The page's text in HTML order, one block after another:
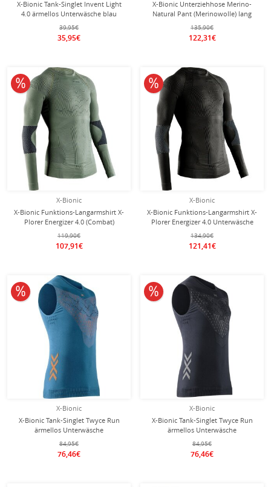
X-Bionic Tank-Singlet Invent Light
4.0 ärmellos Unterwäsche blau
Herren
39,95€
35,95€
X-Bionic Unterziehhose Merino-
Natural Pant (Merinowolle) lang
Unterwäsche navyblau Herren
135,90€
122,31€
X-Bionic
X-Bionic Funktions-Langarmshirt X-
Plorer Energizer 4.0 (Combat)
Unterwäsche olivegrün Herren
119,90€
107,91€
10% reduziert
X-Bionic
X-Bionic Funktions-Langarmshirt X-
Plorer Energizer 4.0 Unterwäsche
schwarz Herren
134,90€
121,41€
10% reduziert
X-Bionic
X-Bionic Tank-Singlet Twyce Run
ärmellos Unterwäsche
mineralblau/orange Herren
84,95€
76,46€
10% reduziert
X-Bionic
X-Bionic Tank-Singlet Twyce Run
ärmellos Unterwäsche
schwarz/charcoal Herren
84,95€
76,46€
10% reduziert